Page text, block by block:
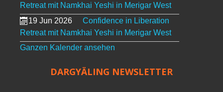
Retreat mit Namkhai Yeshi in Merigar West
19 Jun 2026
Confidence in Liberation
Retreat mit Namkhai Yeshi in Merigar West
Ganzen Kalender ansehen
DARGYÄLING NEWSLETTER